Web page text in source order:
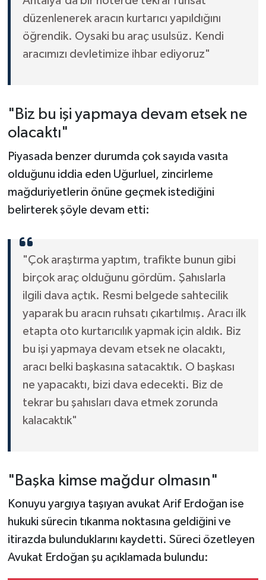
düzenlenerek aracın kurtarıcı yapıldığını
öğrendik. Oysaki bu araç usulsüz. Kendi
aracımızı devletimize ihbar ediyoruz"
"Biz bu işi yapmaya devam etsek ne
olacaktı"
Piyasada benzer durumda çok sayıda vasıta
olduğunu iddia eden Uğurluel, zincirleme
mağduriyetlerin önüne geçmek istediğini
belirterek şöyle devam etti:
"Çok araştırma yaptım, trafikte bunun gibi
birçok araç olduğunu gördüm. Şahıslarla
ilgili dava açtık. Resmi belgede sahtecilik
yaparak bu aracın ruhsatı çıkartılmış. Aracı ilk
etapta oto kurtarıcılık yapmak için aldık. Biz
bu işi yapmaya devam etsek ne olacaktı,
aracı belki başkasına satacaktık. O başkası
ne yapacaktı, bizi dava edecekti. Biz de
tekrar bu şahısları dava etmek zorunda
kalacaktık"
"Başka kimse mağdur olmasın"
Konuyu yargıya taşıyan avukat Arif Erdoğan ise
hukuki sürecin tıkanma noktasına geldiğini ve
itirazda bulunduklarını kaydetti. Süreci özetleyen
Avukat Erdoğan şu açıklamada bulundu: